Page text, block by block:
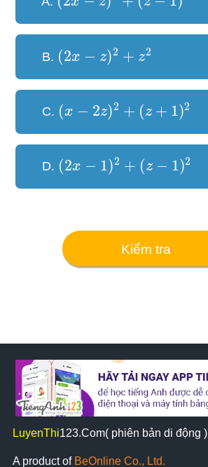
B. (2x − z)2 + z2
C. (x − 2z)2 + (z + 1)2
D. (2x − 1)2 + (z − 1)2
Kiểm tra
LuyenThi123.Com( phiên bản di động )
A product of BeOnline Co., Ltd.